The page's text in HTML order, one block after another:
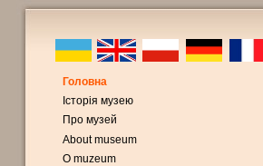
Головна
Історія музею
Про музей
About museum
O muzeum